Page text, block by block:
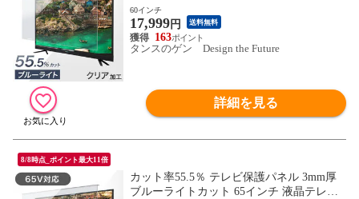
晶テレビ 保護パネル 保護フィルム 保護 液
晶保護パネル テレビカバー テレビ保護フ
ィルム テレビガード 84300054〔60イン
チ〕
60インチ
17,999円 送料無料
163
タンスのゲン Design the Future
詳細を見る
8/8時点_ポイント最大11倍
カット率55.5％ テレビ保護パネル 3mm厚
ブルーライトカット 65インチ 液晶テレビ